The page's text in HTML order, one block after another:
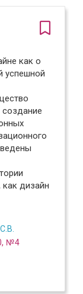
как о
успешной
создание
как дизайн
№4